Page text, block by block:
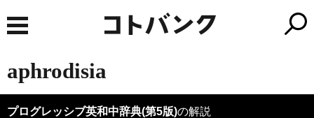
aphrodisia
プログレッシブ英和中辞典(第5版)の解説